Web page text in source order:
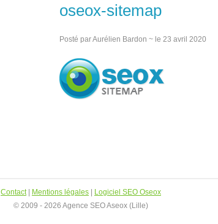
oseox-sitemap
Posté par Aurélien Bardon ~ le 23 avril 2020
Contact| Mentions légales
Logiciel SEO Oseox
© 2009 - 2026 Agence SEO Aseox (Lille)